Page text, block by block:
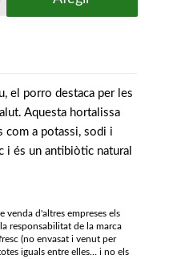
el porro destaca per les
Aquesta hortalissa
com a potassi, sodi i
i és un antibiòtic natural
venda d'altres empreses els
responsabilitat de la marca
(no envasat i venut per
iguals entre elles… i no els